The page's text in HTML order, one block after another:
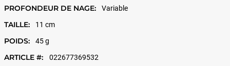
PROFONDEUR DE NAGE: Variable
TAILLE: 11 cm
POIDS: 45 g
ARTICLE #: 022677369532